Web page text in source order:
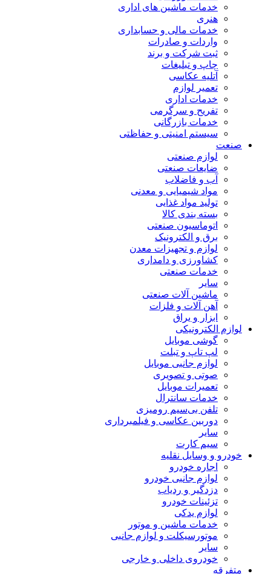
خدمات ماشین های اداری
هنری
خدمات مالی و حسابداری
واردات و صادرات
ثبت شرکت و برند
چاپ و تبلیغات
آتلیه عکاسی
تعمیر لوازم
خدمات اداری
تفریح و سرگرمی
خدمات بازرگانی
سیستم امنیتی و حفاظتی
صنعت
لوازم صنعتی
ضایعات صنعتی
آب و فاضلاب
مواد شیمیایی و معدنی
تولید مواد غذایی
بسته بندی کالا
اتوماسیون صنعتی
برق و الکترونیک
لوازم و تجهیزات معدن
کشاورزی و دامداری
خدمات صنعتی
سایر
ماشین آلات صنعتی
آهن آلات و فلزات
ابزار و یراق
لوازم الکترونیکی
گوشی موبایل
لپ تاپ و تبلت
لوازم جانبی موبایل
صوتی و تصویری
تعمیرات موبایل
خدمات سانترال
تلفن بی‌سیم رومیزی
دوربین عکاسی و فیلمبرداری
سایر
سیم کارت
خودرو و وسایل نقلیه
اجاره خودرو
لوازم جانبی خودرو
دزدگیر و ردیاب
تزئینات خودرو
لوازم یدکی
خدمات ماشین و موتور
موتورسیکلت و لوازم جانبی
سایر
خودروی داخلی و خارجی
متفرقه